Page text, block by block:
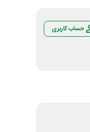
حساب کاربری